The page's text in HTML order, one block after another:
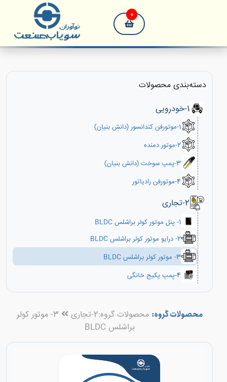
0
دسته‌بندی‌ محصولات
1-خودرویی
1-موتورفن کندانسور (دانش بنیان)
2-موتور دمنده
3-پمپ سوخت (دانش بنیان)
4-موتورفن رادیاتور
2-تجاری
1- پنل موتور کولر براشلس BLDC
2- درایو موتور کولر براشلس BLDC
3- موتور کولر براشلس BLDC
4-پمپ پکیج خانگی
محصولات گروه: محصولات گروه:2-تجاری
3- موتور کولر
براشلس BLDC